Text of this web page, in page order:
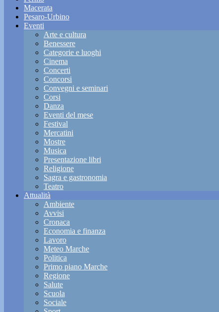
Macerata
Pesaro-Urbino
Eventi
Arte e cultura
Benessere
Categorie e luoghi
Cinema
Concerti
Concorsi
Convegni e seminari
Corsi
Danza
Eventi del mese
Festival
Mercatini
Mostre
Musica
Presentazione libri
Religione
Sagra e gastronomia
Teatro
Attualità
Ambiente
Avvisi
Cronaca
Economia e finanza
Lavoro
Meteo Marche
Politica
Primo piano Marche
Regione
Salute
Scuola
Sociale